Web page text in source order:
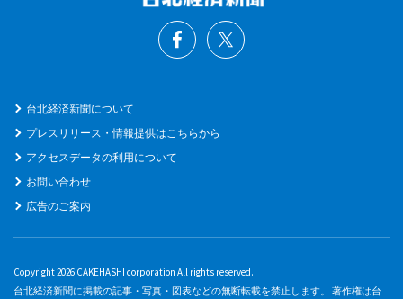
台北経済新聞について
プレスリリース・情報提供はこちらから
アクセスデータの利用について
お問い合わせ
広告のご案内
Copyright 2026 CAKEHASHI corporation All rights reserved.
台北経済新聞に掲載の記事・写真・図表などの無断転載を禁止します。 著作権は台